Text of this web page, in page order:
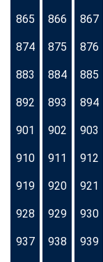
865 866 867
874 875 876
883 884 885
892 893 894
901 902 903
910 911 912
919 920 921
928 929 930
937 938 939